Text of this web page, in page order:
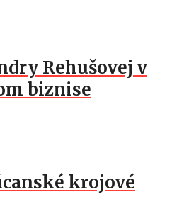
Rehušovej v
biznise
krojové